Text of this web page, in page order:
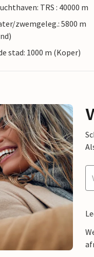
TRS : 40000 m
zwemgeleg.: 5800 m
stad: 1000 m (Koper)